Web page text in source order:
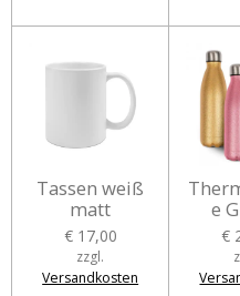
Tassen weiß
matt
€ 17,00
zzgl.
Versandkosten
e
€